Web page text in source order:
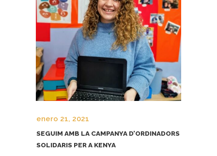
enero 21, 2021
SEGUIM AMB LA CAMPANYA D’ORDINADORS
SOLIDARIS PER A KENYA